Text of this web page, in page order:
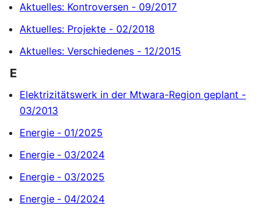
Aktuelles: Kontroversen - 09/2017
Aktuelles: Projekte - 02/2018
Aktuelles: Verschiedenes - 12/2015
E
Elektrizitätswerk in der Mtwara-Region geplant -
03/2013
Energie ‐ 01/2025
Energie ‐ 03/2024
Energie ‐ 03/2025
Energie ‐ 04/2024